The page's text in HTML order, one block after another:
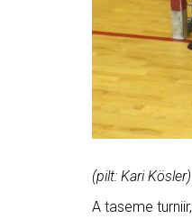
(pilt: Kari Kösler)
A taseme turniir,